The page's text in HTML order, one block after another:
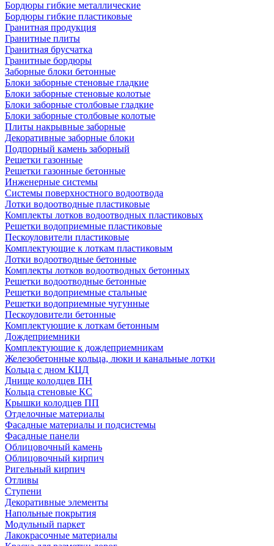
Бордюры гибкие металлические
Бордюры гибкие пластиковые
Гранитная продукция
Гранитные плиты
Гранитная брусчатка
Гранитные бордюры
Заборные блоки бетонные
Блоки заборные стеновые гладкие
Блоки заборные стеновые колотые
Блоки заборные столбовые гладкие
Блоки заборные столбовые колотые
Плиты накрывные заборные
Декоративные заборные блоки
Подпорный камень заборный
Решетки газонные
Решетки газонные бетонные
Инженерные системы
Системы поверхностного водоотвода
Лотки водоотводные пластиковые
Комплекты лотков водоотводных пластиковых
Решетки водоприемные пластиковые
Пескоуловители пластиковые
Комплектующие к лоткам пластиковым
Лотки водоотводные бетонные
Комплекты лотков водоотводных бетонных
Решетки водоотводные бетонные
Решетки водоприемные стальные
Решетки водоприемные чугунные
Пескоуловители бетонные
Комплектующие к лоткам бетонным
Дождеприемники
Комплектующие к дождеприемникам
Железобетонные кольца, люки и канальные лотки
Кольца с дном КЦД
Днище колодцев ПН
Кольца стеновые КС
Крышки колодцев ПП
Отделочные материалы
Фасадные материалы и подсистемы
Фасадные панели
Облицовочный камень
Облицовочный кирпич
Ригельный кирпич
Отливы
Ступени
Декоративные элементы
Напольные покрытия
Модульный паркет
Лакокрасочные материалы